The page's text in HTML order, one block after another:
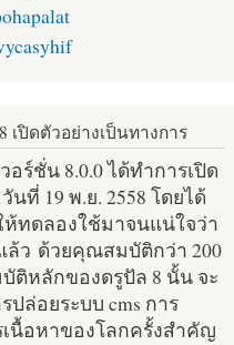
เปิดตัวอย่างเป็นทางการ
อร์ชั่น 8.0.0 ได้ทำการเปิด
นที่ 19 พ.ย. 2558 โดยได้
ห้ทดลองใช้มาจนแน่ใจว่า
ล้ว ด้วยคุณสมบัติกว่า 200
ติหลักของดรูปัล 8 นั้น จะ
ปล่อยระบบ cms การ
เนื้อหาของโลกครั้งสำคัญ